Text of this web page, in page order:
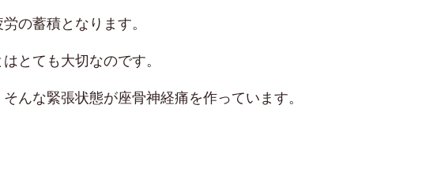
の蓄積となります。
とても大切なのです。
んな緊張状態が座骨神経痛を作っています。